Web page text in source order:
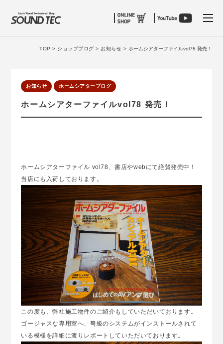
TOP > ショップブログ > お知らせ > ホームシアターファイルvol78 発売！
お知らせ ホームシアターブログ
ホームシアターファイルvol78 発売！
ホームシアターファイル vol78、書店やwebにて絶賛発売中！
当店にも入荷しております。
この度も、弊社施工物件のご紹介もしていただいております。
ゴージャスな専用室へ、弩級のシステムがインストールされて
いる模様を詳細に渡りレポートしていただいております。